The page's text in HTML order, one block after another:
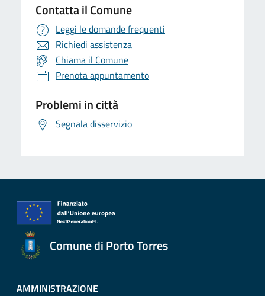
Contatta il Comune
Leggi le domande frequenti
Richiedi assistenza
Chiama il Comune
Prenota appuntamento
Problemi in città
Segnala disservizio
Comune di Porto Torres
AMMINISTRAZIONE